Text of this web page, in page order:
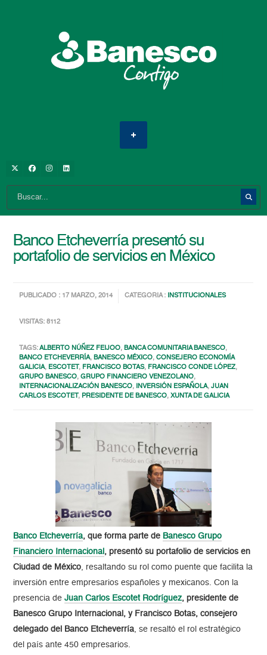
Banco Etcheverría presentó su
portafolio de servicios en México
PUBLICADO : 17 MARZO, 2014 CATEGORIA : INSTITUCIONALES
VISITAS: 8112
TAGS:ALBERTO NÚÑEZ FEIJOO,BANCA COMUNITARIA BANESCO,
BANCO ETCHEVERRÍA,BANESCO MÉXICO,CONSEJERO ECONOMÍA
GALICIA, ESCOTET, FRANCISCO BOTAS, FRANCISCO CONDE LÓPEZ,
GRUPO BANESCO,GRUPO FINANCIERO VENEZOLANO,
INTERNACIONALIZACIÓN BANESCO, INVERSIÓN ESPAÑOLA,JUAN
CARLOS ESCOTET, PRESIDENTE DE BANESCO,XUNTA DE GALICIA
Banco Etcheverría, que forma parte de Banesco Grupo
Financiero Internacional , presentó su portafolio de servicios en
Ciudad de México, resaltando su rol como puente que facilita la
inversión entre empresarios españoles y mexicanos. Con la
presencia deJuan Carlos Escotet Rodríguez, presidente de
Banesco Grupo Internacional, y Francisco Botas, consejero
delegado del Banco Etcheverría, se resaltó el rol estratégico
del país ante 450 empresarios.